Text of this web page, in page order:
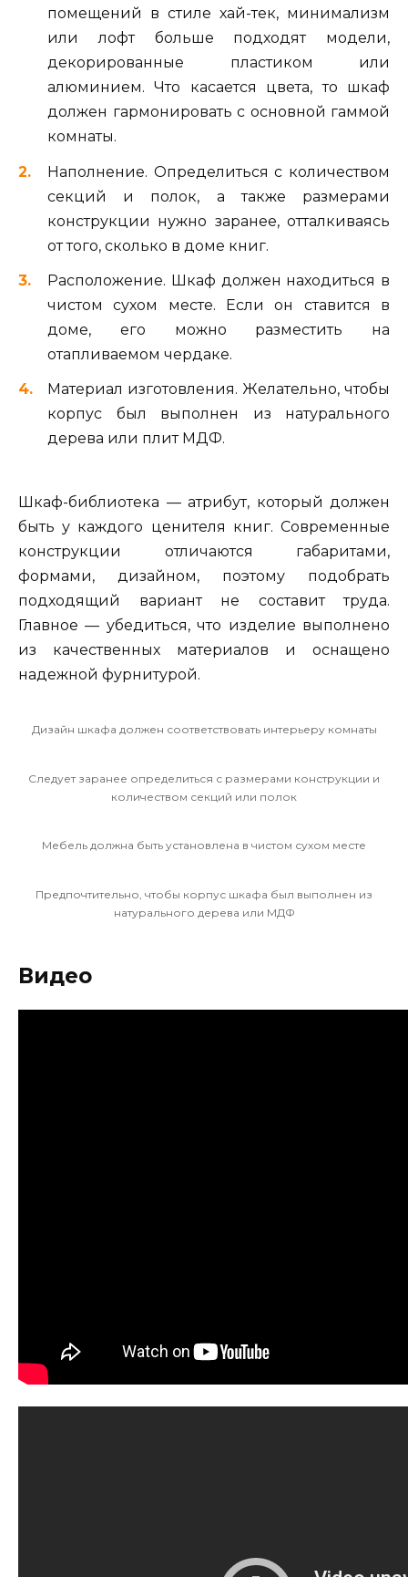
помещений в стиле хай-тек, минимализм
или лофт больше подходят модели,
декорированные пластиком или
алюминием. Что касается цвета, то шкаф
должен гармонировать с основной гаммой
комнаты.
Наполнение. Определиться с количеством
секций и полок, а также размерами
конструкции нужно заранее, отталкиваясь
от того, сколько в доме книг.
Расположение. Шкаф должен находиться в
чистом сухом месте. Если он ставится в
доме, его можно разместить на
отапливаемом чердаке.
Материал изготовления. Желательно, чтобы
корпус был выполнен из натурального
дерева или плит МДФ.
Шкаф-библиотека — атрибут, который должен
быть у каждого ценителя книг. Современные
конструкции отличаются габаритами,
формами, дизайном, поэтому подобрать
подходящий вариант не составит труда.
Главное — убедиться, что изделие выполнено
из качественных материалов и оснащено
надежной фурнитурой.
Дизайн шкафа должен соответствовать интерьеру комнаты
Следует заранее определиться с размерами конструкции и
количеством секций или полок
Мебель должна быть установлена в чистом сухом месте
Предпочтительно, чтобы корпус шкафа был выполнен из
натурального дерева или МДФ
Видео